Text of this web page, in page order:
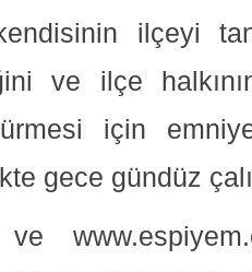
ilçeyi
ve ilçe
için
gece gündüz
ve